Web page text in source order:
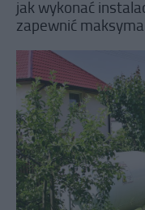
jak wykonać
zapewnić